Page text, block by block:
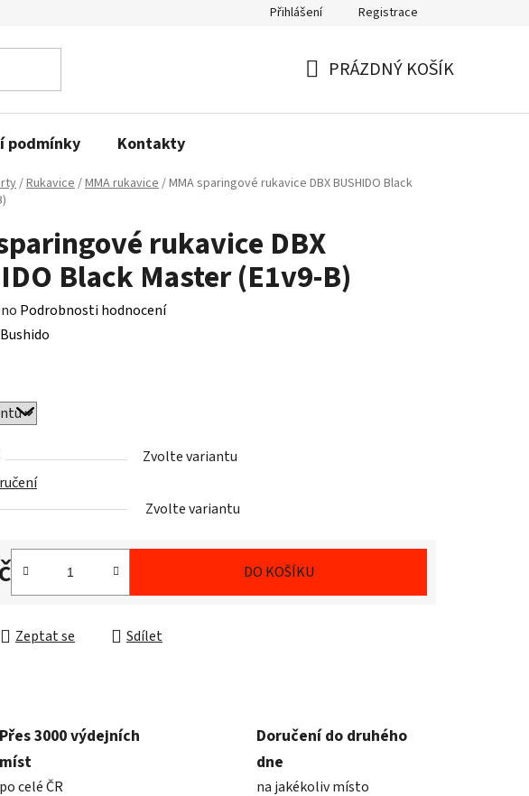
od smlouvy Politika používání cookiesPřihlášení Registrace
PRÁZDNÝ KOŠÍK
podmínky Kontakty
/Rukavice/MMA rukavice/MMA sparingové rukavice DBX BUSHIDO Black
rukavice DBX
Black Master (E1v9-B)
Podrobnosti hodnocení
Zvolte variantu
Zvolte variantu
DO KOŠÍKU
Zeptat se Sdílet
Přes 3000 výdejních
míst
po celé ČR
Doručení do druhého
dne
na jakékoliv místo